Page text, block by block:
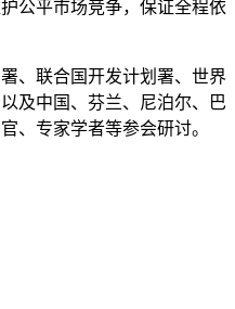
公平市场竞争，保证全程依
联合国开发计划署、世界
及中国、芬兰、尼泊尔、巴
、专家学者等参会研讨。